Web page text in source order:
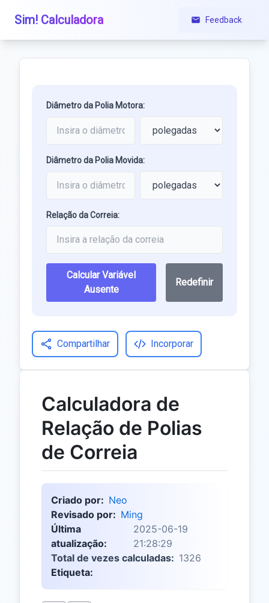
Sim! Calculadora Feedback
Diâmetro da Polia Motora:
Diâmetro da Polia Movida:
Relação da Correia:
Calcular Variável
Ausente
Redefinir
Compartilhar Incorporar
Calculadora de
Relação de Polias
de Correia
Criado por: Neo
Revisado por: Ming
Última
atualização:
2025-06-19
21:28:29
Total de vezes calculadas: 1326
Etiqueta: